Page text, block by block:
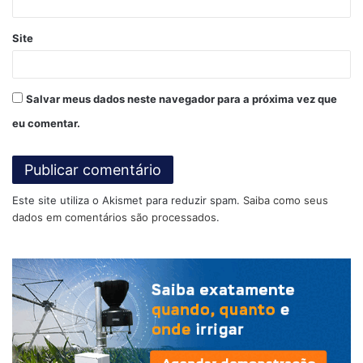
“O grupo Junqueira Rodas possui três estações
meteorológicas, em todas as fazendas nós temos
de tensiômetros, porém eles não te dão a
precisão que a Agrosmart nos fornece.”
Stocler Andrade, consultor agrícola.
Site
Salvar meus dados neste navegador para a próxima vez que
eu comentar.
Este site utiliza o Akismet para reduzir spam. Saiba como seus
dados em comentários são processados.